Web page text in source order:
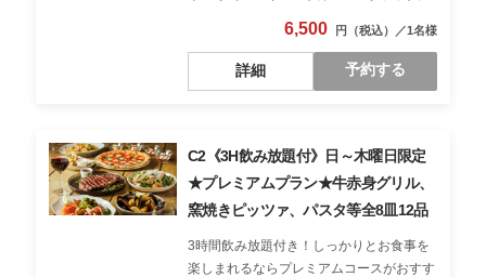
合わせやムール貝の白ワイン蒸し、デザー
トまでしっかりと楽しめる計8皿の特別な
6,500
詳細 予約する
C2《3H飲み放題付》日～木曜日限定
★プレミアムプラン★牛赤身グリル、
窯焼きピッツァ、パスタ等全8皿12品
3時間飲み放題付き！しっかりとお食事を
楽しまれるならプレミアムコースがおすす